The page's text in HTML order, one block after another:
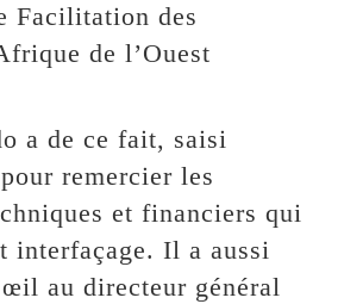
Facilitation des
de l’Ouest
a de ce fait, saisi
remercier les
et financiers qui
interfaçage. Il a aussi
au directeur général